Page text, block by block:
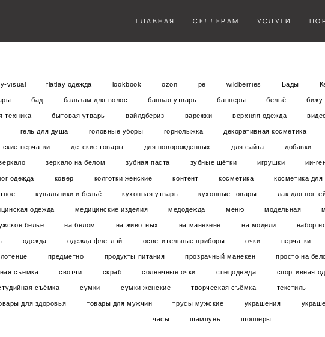
ГЛАВНАЯ СЕЛЛЕРАМ УСЛУГИ
ГЛАВНАЯ СЕЛЛЕРАМ УСЛУГИ
visual flatlay одежда lookbook ozon pe wildberries Бады
бад бальзам для волос банная утварь баннеры бельё
техника бытовая утварь вайлдбериз варежки верхняя одежда
гель для душа головные уборы горнолыжка декоративная косметика
перчатки детские товары для новорожденных для сайта добавки
зеркало на белом зубная паста зубные щётки игрушки ии-
одежда ковёр колготки женские контент косметика косметика для
купальники и бельё кухонная утварь кухонные товары лак для
одежда медицинские изделия медодежда меню модельная
бельё на белом на животных на манекене на модели набор
одежда одежда флетлэй осветительные приборы очки перчатки
предметно продукты питания прозрачный манекен просто на
съёмка свотчи скраб солнечные очки спецодежда спортивная
съёмка сумки сумки женские творческая съёмка текстиль
для здоровья товары для мужчин трусы мужские украшения
часы шампунь шопперы